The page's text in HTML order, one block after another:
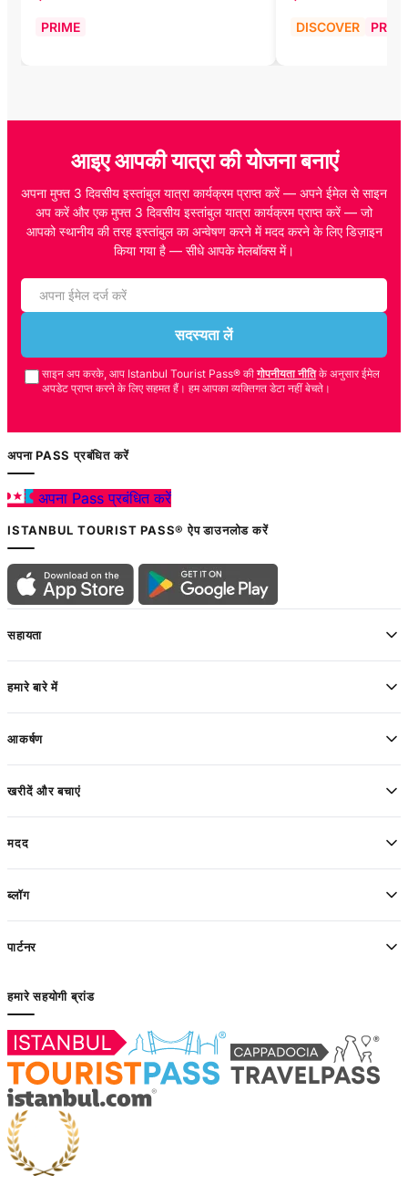
PRIME DISCOVER
आइए आपकी यात्रा की योजना बनाएं
अपना मुफ्त 3 दिवसीय इस्तांबुल यात्रा कार्यक्रम प्राप्त करें — अपने ईमेल से साइन
अप करें और एक मुफ्त 3 दिवसीय इस्तांबुल यात्रा कार्यक्रम प्राप्त करें — जो
आपको स्थानीय की तरह इस्तांबुल का अन्वेषण करने में मदद करने के लिए डिज़ाइन
किया गया है — सीधे आपके मेलबॉक्स में।
सदस्यता लें
साइन अप करके, आप Istanbul Tourist Pass® की गोपनीयता नीतिके अनुसार ईमेल
अपडेट प्राप्त करने के लिए सहमत हैं। हम आपका व्यक्तिगत डेटा नहीं बेचते।
अपना PASS प्रबंधित करें
अपना Pass प्रबंधित करें
ISTANBUL TOURIST PASS® ऐप डाउनलोड करें
सहायता
हमारे बारे में
आकर्षण
खरीदें और बचाएं
मदद
ब्लॉग
पार्टनर
हमारे सहयोगी ब्रांड